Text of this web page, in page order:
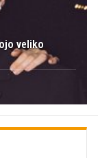
veliko